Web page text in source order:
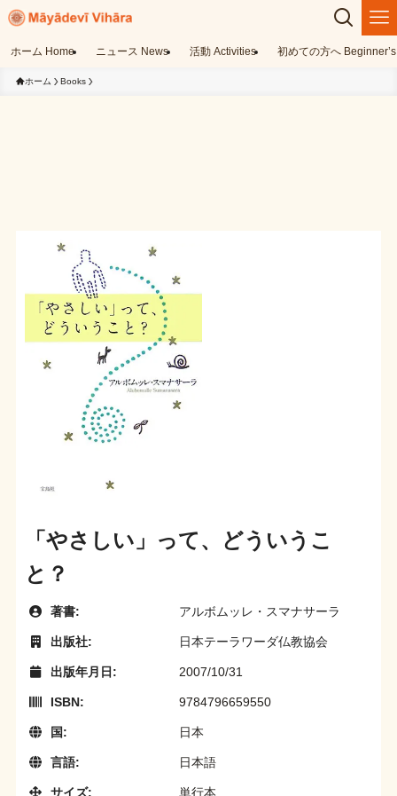
ホーム Home ニュース News 活動 Activities 初めての方へ
ホーム Books
「やさしい」って、どういうこ
と？
著書: アルボムッレ・スマナサーラ
出版社: 日本テーラワーダ仏教協会
出版年月日: 2007/10/31
ISBN: 9784796659550
国: 日本
言語: 日本語
サイズ: 単行本